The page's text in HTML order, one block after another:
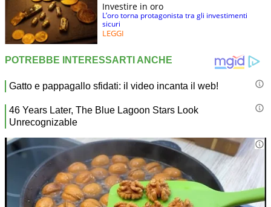
Investire in oro
L’oro torna protagonista tra gli investimenti
sicuri
LEGGI